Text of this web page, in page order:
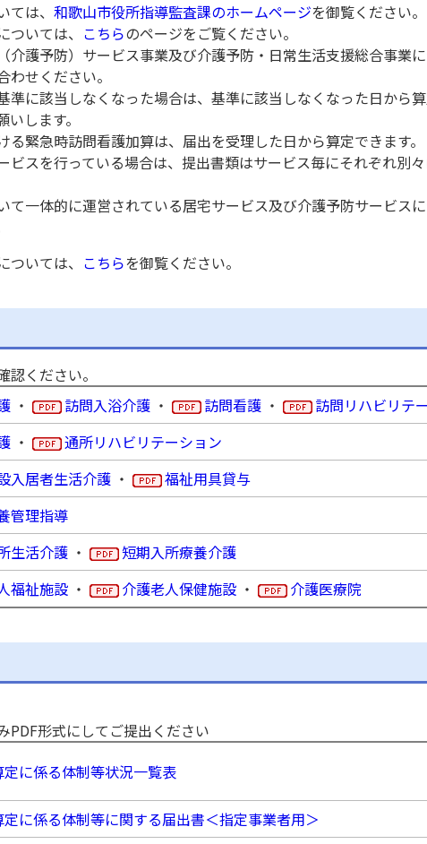
ては、 和歌山市役所指導監査課のホームページを御覧ください。
ついては、 こちらのページをご覧ください。
介護予防）サービス事業及び介護予防・日常生活支援総合事業
せください。
準に該当しなくなった場合は、基準に該当しなくなった日から
します。
る緊急時訪問看護加算は、届出を受理した日から算定できます。
ビスを行っている場合は、提出書類はサービス毎にそれぞれ別
一体的に運営されている居宅サービス及び介護予防サービス
ついては、 こちらを御覧ください。
ください。
・ 訪問入浴介護 ・ 訪問看護 ・
訪問リハビリテ
・
通所リハビリテーション
入居者生活介護 ・
福祉用具貸与
管理指導
生活介護 ・
短期入所療養介護
福祉施設 ・ 介護老人保健施設 ・ 介護医療院
PDF形式にしてご提出ください
に係る体制等状況一覧表
に係る体制等に関する届出書＜指定事業者用＞